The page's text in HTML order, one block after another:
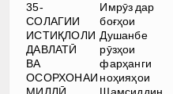
35-
СОЛАГИИ
ИСТИҚЛОЛИ
ДАВЛАТӢ
ВА
ОСОРХОНАИ
Имрӯз дар
боғҳои
Душанбе
рӯзҳои
фарҳанги
ноҳияҳои